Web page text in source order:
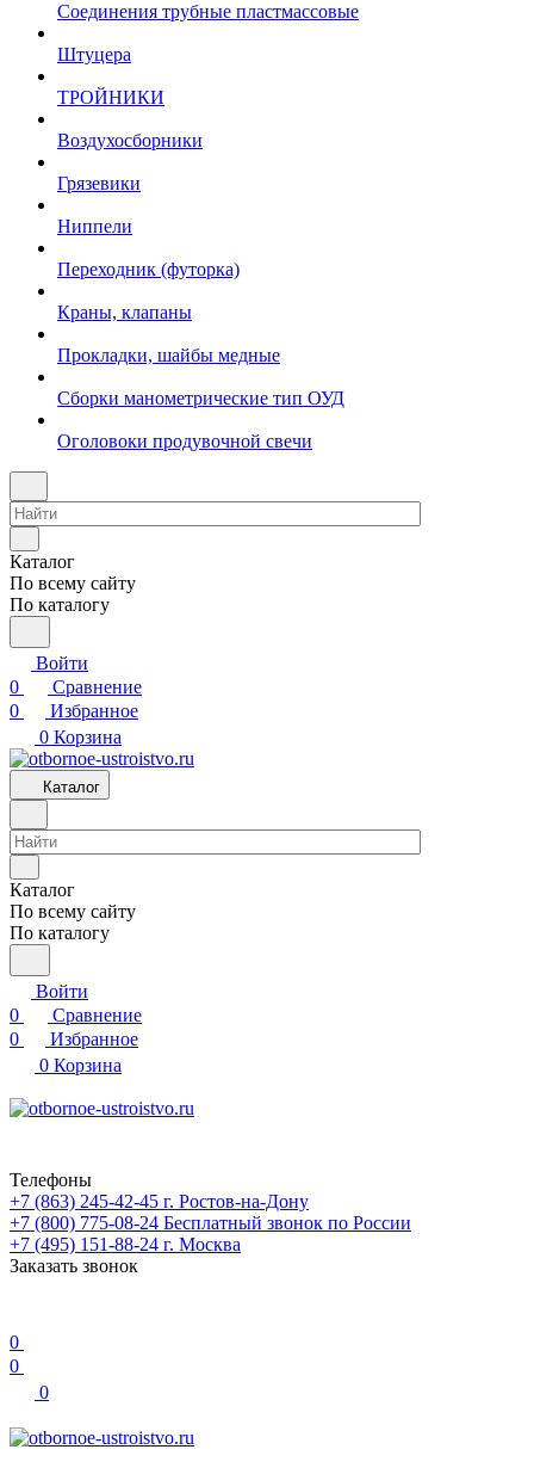
Соединения трубные пластмассовые
Штуцера
ТРОЙНИКИ
Воздухосборники
Грязевики
Ниппели
Переходник (футорка)
Краны, клапаны
Прокладки, шайбы медные
Сборки манометрические тип ОУД
Оголовоки продувочной свечи
Каталог
По всему сайту
По каталогу
Войти
0
Сравнение
0
Избранное
0 Корзина
Каталог
Каталог
По всему сайту
По каталогу
Войти
0
Сравнение
0
Избранное
0 Корзина
Телефоны
+7 (863) 245-42-45 г. Ростов-на-Дону
+7 (800) 775-08-24 Бесплатный звонок по России
+7 (495) 151-88-24 г. Москва
Заказать звонок
0
0
0